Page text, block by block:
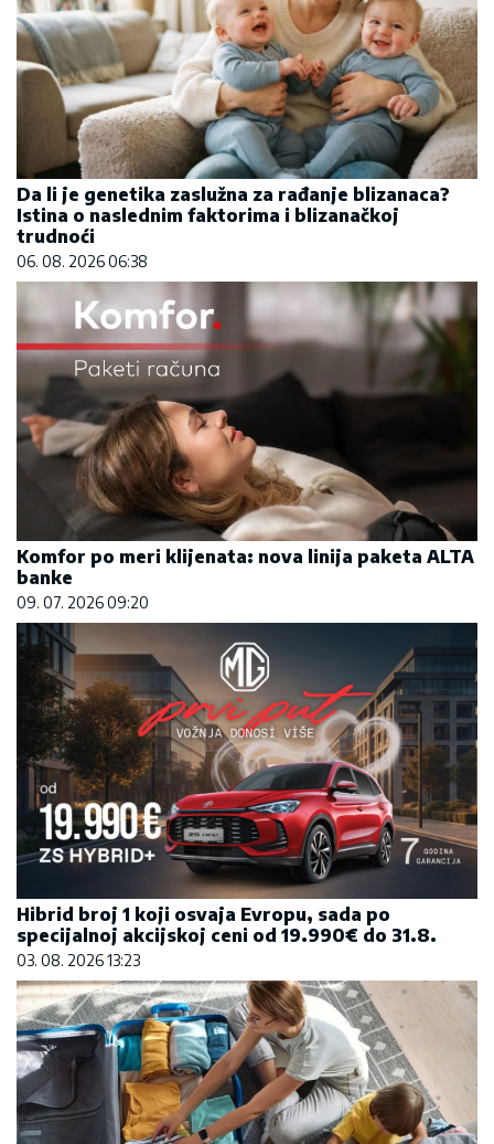
Da li je genetika zaslužna za rađanje blizanaca?
Istina o naslednim faktorima i blizanačkoj
trudnoći
06. 08. 2026 06:38
Komfor po meri klijenata: nova linija paketa ALTA
banke
09. 07. 2026 09:20
Hibrid broj 1 koji osvaja Evropu, sada po
specijalnoj akcijskoj ceni od 19.990€ do 31.8.
03. 08. 2026 13:23